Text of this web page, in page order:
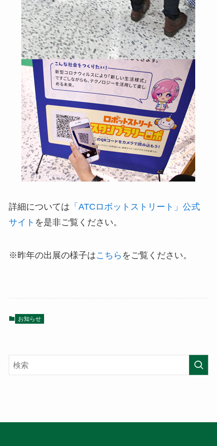
詳細については 「ATCロボットストリート」公式
サイト を是非ご覧ください。
※昨年の出展の様子はこちら をご覧ください。
お知らせ